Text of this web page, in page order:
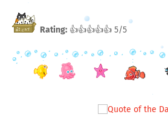
Rating: 👍👍👍👍👍 5/5